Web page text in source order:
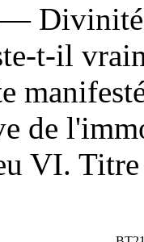
—
t-il
de
VI.